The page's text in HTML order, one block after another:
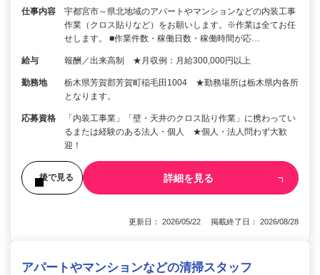
仕事内容
宇都宮市～県北地域のアパートやマンションなどの内装工事
作業（クロス貼りなど）をお願いします。※作業は全てお任
せします。 ■作業件数・稼働日数・稼働時間が応…
給与 報酬／出来高制 ★月収例：月給300,000円以上
勤務地
栃木県芳賀郡芳賀町稲毛田1004 ★勤務場所は栃木県内各所
となります。
応募資格
「内装工事業」「壁・天井のクロス貼り作業」に携わってい
るまたは経験のある法人・個人 ★個人・法人問わず大歓
迎！
後で見る 詳細を見る
更新日： 2026/05/22 掲載終了日： 2026/08/28
アパートやマンションなどの清掃スタッフ